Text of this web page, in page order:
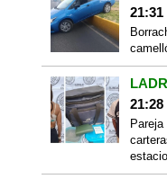
21:31
21:28